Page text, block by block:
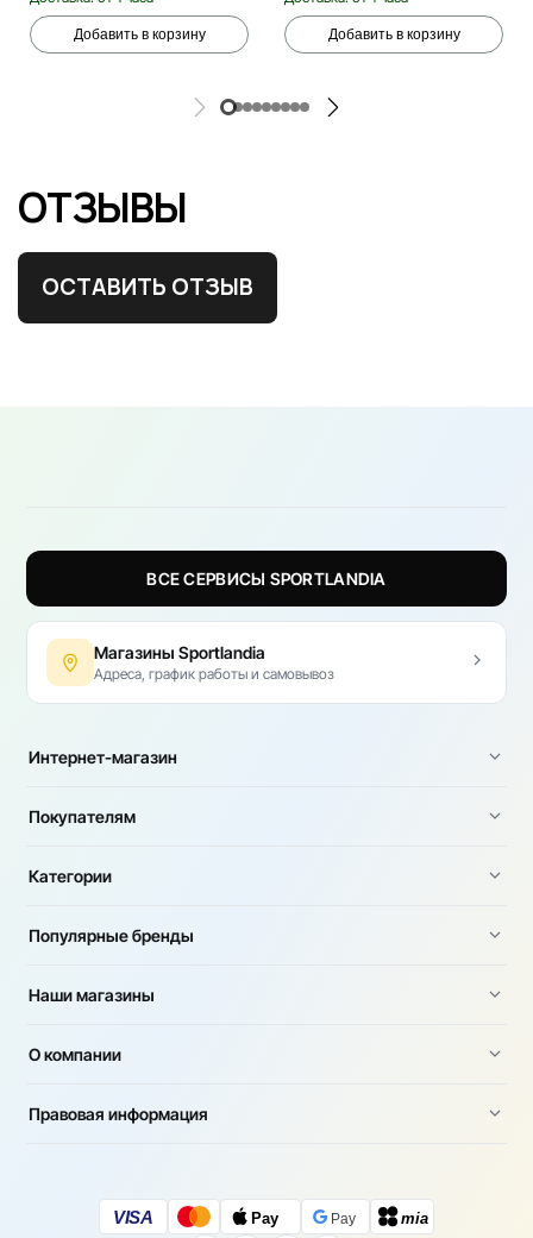
Добавить в корзину Добавить в корзину
ОТЗЫВЫ
ОСТАВИТЬ ОТЗЫВ
ВСЕ СЕРВИСЫ SPORTLANDIA
Магазины Sportlandia
Адреса, график работы и самовывоз
Интернет-магазин
Покупателям
Категории
Популярные бренды
Наши магазины
О компании
Правовая информация
VISA Pay Pay mia